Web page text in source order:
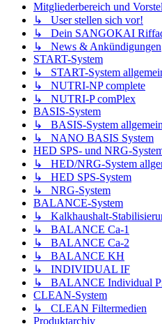
Mitgliederbereich und
↳ User stellen sich vor!
↳ Dein SANGOKAI
↳ News & Ankündigungen
START-System
↳ START-System
↳ NUTRI-NP complete
↳ NUTRI-P comPlex
BASIS-System
↳ BASIS-System
↳ NANO BASIS System
HED SPS- und NRG-
↳ HED/NRG-System
↳ HED SPS-System
↳ NRG-System
BALANCE-System
↳ Kalkhaushalt-
↳ BALANCE Ca-1
↳ BALANCE Ca-2
↳ BALANCE KH
↳ INDIVIDUAL IF
↳ BALANCE Individual
CLEAN-System
↳ CLEAN Filtermedien
Produktarchiv